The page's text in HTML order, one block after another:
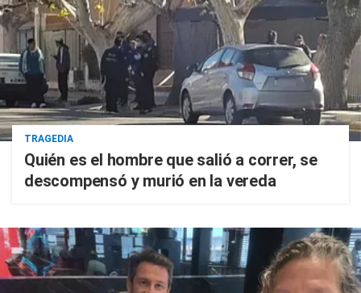
TRAGEDIA
Quién es el hombre que salió a correr, se
descompensó y murió en la vereda